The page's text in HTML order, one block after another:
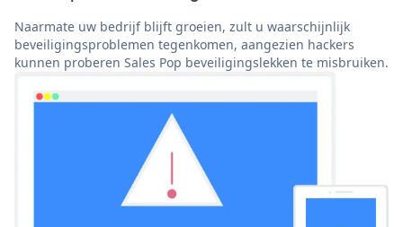
Naarmate uw bedrijf blijft groeien, zult u waarschijnlijk
beveiligingsproblemen tegenkomen, aangezien hackers
kunnen proberen Sales Pop beveiligingslekken te misbruiken.